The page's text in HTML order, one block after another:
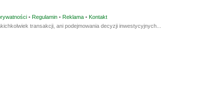
• Regulamin • Reklama • Kontakt
transakcji, ani podejmowania decyzji inwestycyjnych...